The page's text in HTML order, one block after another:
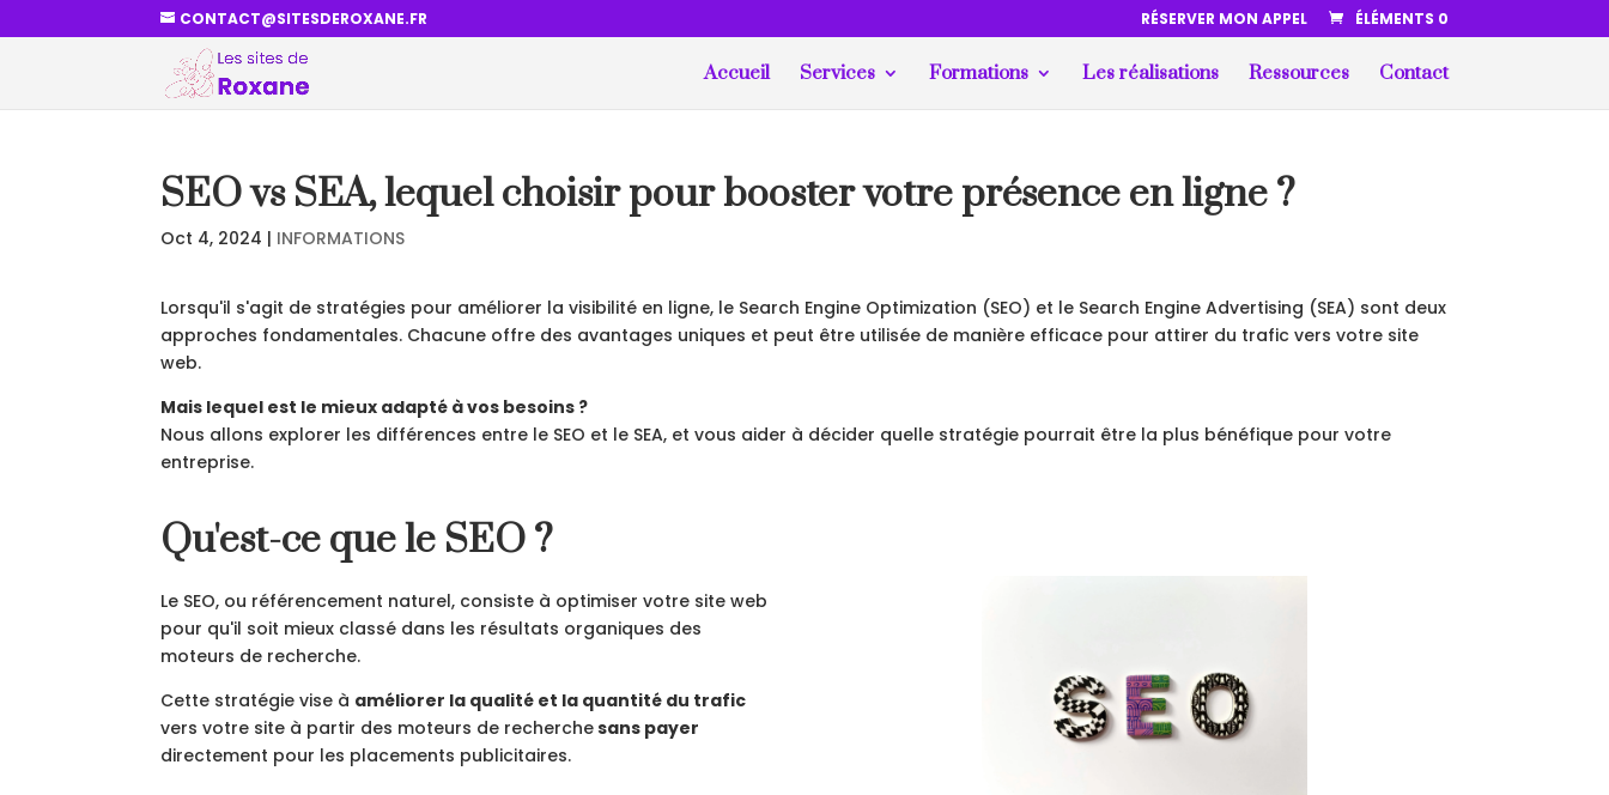
CONTACT@SITESDEROXANE.FR RÉSERVER MON APPEL ÉLÉMENTS 0
Accueil Services Formations Les réalisations Ressources Contact
SEO vs SEA, lequel choisir pour booster votre présence en ligne ?
Oct 4, 2024 | INFORMATIONS
Lorsqu'il s'agit de stratégies pour améliorer la visibilité en ligne, le Search Engine Optimization (SEO) et le Search Engine Advertising (SEA) sont deux
approches fondamentales. Chacune offre des avantages uniques et peut être utilisée de manière efficace pour attirer du trafic vers votre site
web.
Mais lequel est le mieux adapté à vos besoins ?
Nous allons explorer les différences entre le SEO et le SEA, et vous aider à décider quelle stratégie pourrait être la plus bénéfique pour votre
entreprise.
Qu'est-ce que le SEO ?
Le SEO, ou référencement naturel, consiste à optimiser votre site web
pour qu'il soit mieux classé dans les résultats organiques des
moteurs de recherche.
Cette stratégie vise à améliorer la qualité et la quantité du trafic
vers votre site à partir des moteurs de recherchesans payer
directement pour les placements publicitaires.